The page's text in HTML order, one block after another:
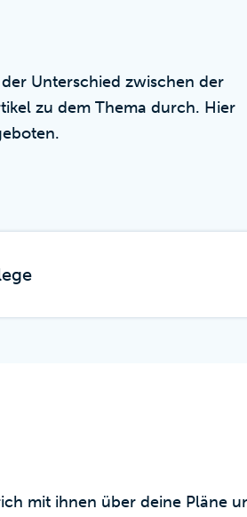
Unterschied zwischen der
zu dem Thema durch. Hier
mit ihnen über deine Pläne